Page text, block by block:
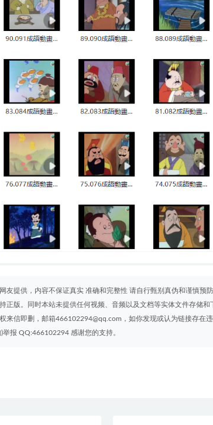
友提供，内容不保证真实 准确和完整性 请自行甄别真伪和谨慎预
正版。同时本站未提供任何视频、音频以及文档等实体文件存储
来信即删，邮箱466102294@qq.com，如你发现或认为链接存在
报 QQ:466102294 感谢您的支持。